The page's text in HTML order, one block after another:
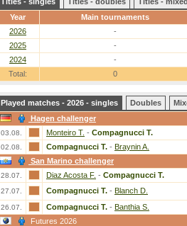
Year
Main tournaments
2026
-
2025
-
2024
-
Total:
0
Played matches - 2026 - singles Doubles
Hagen challenger
03.08. Monteiro T. - Compagnucci T.
02.08. Compagnucci T. - Braynin A.
San Marino challenger
28.07. Diaz Acosta F. - Compagnucci T.
27.07. Compagnucci T. - Blanch D.
26.07. Compagnucci T. - Banthia S.
Futures 2026